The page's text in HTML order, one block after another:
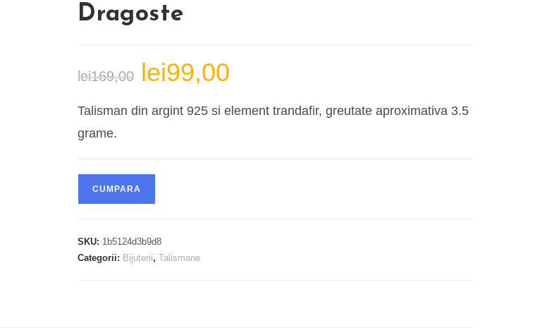
Dragoste
lei169,00
Prețul
inițial
a
lei169,00.
lei99,00
Talisman din argint 925 si element trandafir, greutate aproximativa 3.5
grame.
CUMPARA
SKU: 1b5124d3b9d8
Categorii: Bijuterii,Talismane